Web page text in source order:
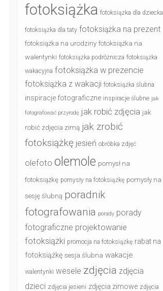
fotoksiążka fotoksiążka dla dziecka
fotoksiążka dla taty fotoksiążka na prezent
fotoksiążka na urodziny fotoksiążka na
walentynki fotoksiążka podróżnicza fotoksiążka
wakacyjna fotoksiążka w prezencie
fotoksiążka z wakacji fotoksiążka ślubna
inspiracje fotograficzne inspiracje ślubne jak
fotografować przyrodę jak robić zdjęcia jak
robić zdjęcia zimą jak zrobić
fotoksiążkę jesień obróbka zdjęć
olefoto olemole pomysł na
fotoksiążkę pomysły na fotoksiążkę pomysły na
sesję ślubną poradnik
fotografowania porady porady
fotograficzne projektowanie
fotoksiążki promocja na fotoksiążkę rabat na
fotoksiążkę sesja ślubna wakacje
walentynki wesele zdjęcia zdjęcia
dzieci zdjęcia jesieni zdjęcia zimowe zdjęcia